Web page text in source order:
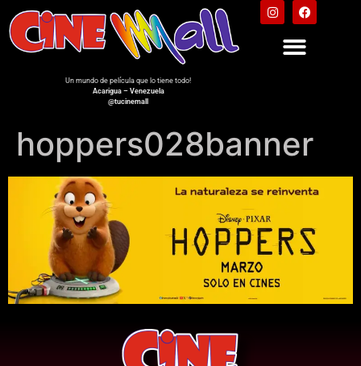
Un mundo de película que lo tiene todo!
Acarigua – Venezuela
@tucinemall
hoppers028banner